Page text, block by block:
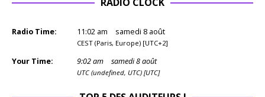
Radio Time: 11:02 am samedi 8 août
CEST (Paris, Europe) [UTC+2]
Your Time: 9:02am samedi 8 août
UTC (undefined, UTC) [UTC]